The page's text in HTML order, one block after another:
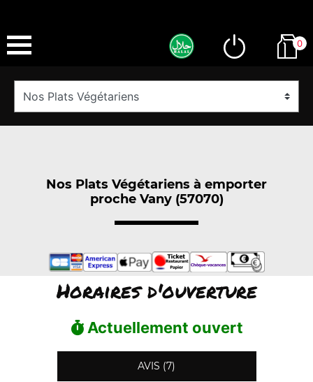
0
Nos Plats Végétariens à emporter
proche Vany (57070)
Horaires d'ouverture
Actuellement ouvert
AVIS (7)